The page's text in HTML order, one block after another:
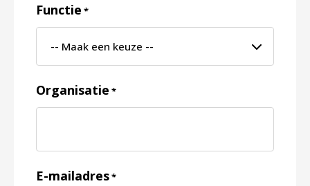
Functie *
Organisatie *
E-mailadres*